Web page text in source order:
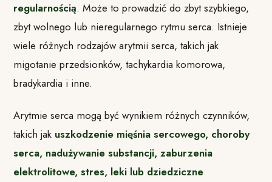
regularnością. Może to prowadzić do zbyt szybkiego,
zbyt wolnego lub nieregularnego rytmu serca. Istnieje
wiele różnych rodzajów arytmii serca, takich jak
migotanie przedsionków, tachykardia komorowa,
bradykardia i inne.
Arytmie serca mogą być wynikiem różnych czynników,
takich jak uszkodzenie mięśnia sercowego, choroby
serca, nadużywanie substancji, zaburzenia
elektrolitowe, stres, leki lub dziedziczne